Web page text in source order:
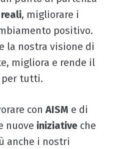
, migliorare i
positivo.
la nostra visione di
migliora e rende il
per tutti.
con AISM e di
nuove iniziative che
anche i nostri